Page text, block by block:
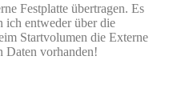
Festplatte übertragen. Es
ich entweder über die
Startvolumen die Externe
Daten vorhanden!